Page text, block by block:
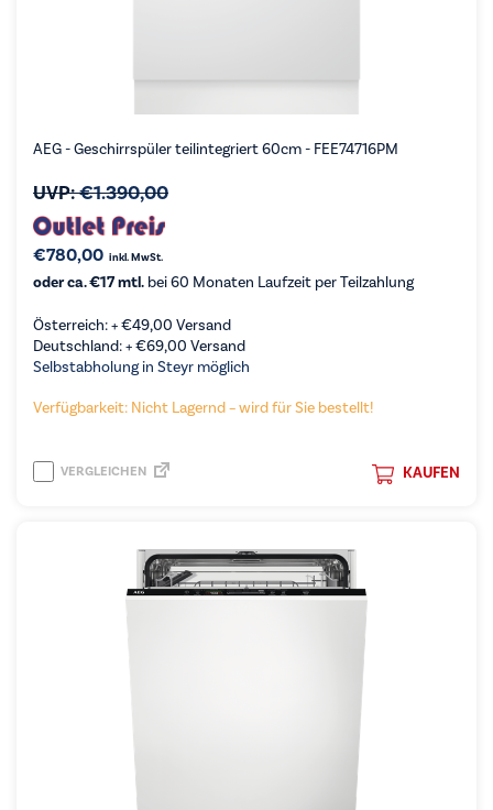
AEG - Geschirrspüler teilintegriert 60cm - FEE74716PM
UVP:€1.390,00
€780,00 inkl. MwSt.
oder ca. €17 mtl. bei 60 Monaten Laufzeit per Teilzahlung
Österreich: +€49,00 Versand
Deutschland: +€69,00 Versand
Selbstabholung in Steyr möglich
Verfügbarkeit: Nicht Lagernd – wird für Sie bestellt!
KAUFEN
VERGLEICHEN